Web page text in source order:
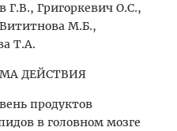
Григоркевич О.С.,
М.Б.,
Т.А.
ДЕЙСТВИЯ
продуктов
в головном мозге